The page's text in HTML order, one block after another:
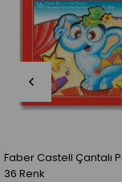
Faber Castell Çantalı
36 Renk